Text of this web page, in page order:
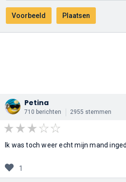
Petina
710 berichten 2955 stemmen
Ik was toch weer echt mijn mand
1